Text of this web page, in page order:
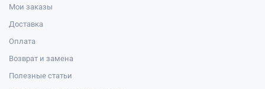
Мои заказы
Доставка
Оплата
Возврат и замена
Полезные статьи